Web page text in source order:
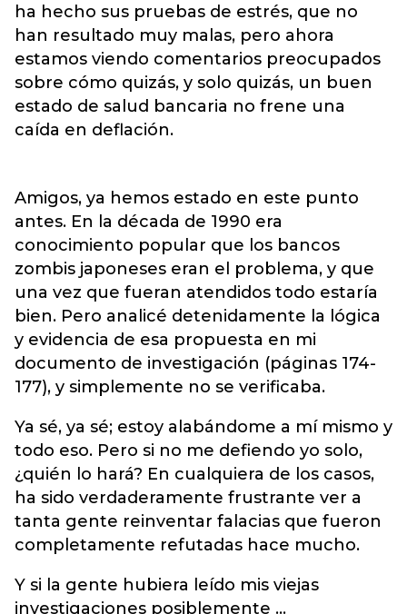
ha hecho sus pruebas de estrés, que no
han resultado muy malas, pero ahora
estamos viendo comentarios preocupados
sobre cómo quizás, y solo quizás, un buen
estado de salud bancaria no frene una
caída en deflación.
Amigos, ya hemos estado en este punto
antes. En la década de 1990 era
conocimiento popular que los bancos
zombis japoneses eran el problema, y que
una vez que fueran atendidos todo estaría
bien. Pero analicé detenidamente la lógica
y evidencia de esa propuesta en mi
documento de investigación (páginas 174-
177), y simplemente no se verificaba.
Ya sé, ya sé; estoy alabándome a mí mismo y
todo eso. Pero si no me defiendo yo solo,
¿quién lo hará? En cualquiera de los casos,
ha sido verdaderamente frustrante ver a
tanta gente reinventar falacias que fueron
completamente refutadas hace mucho.
Y si la gente hubiera leído mis viejas
investigaciones posiblemente ...